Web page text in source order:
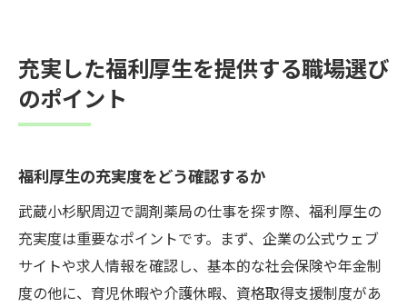
充実した福利厚生を提供する職場選び
のポイント
福利厚生の充実度をどう確認するか
武蔵小杉駅周辺で調剤薬局の仕事を探す際、福利厚生の
充実度は重要なポイントです。まず、企業の公式ウェブ
サイトや求人情報を確認し、基本的な社会保険や年金制
度の他に、育児休暇や介護休暇、資格取得支援制度があ